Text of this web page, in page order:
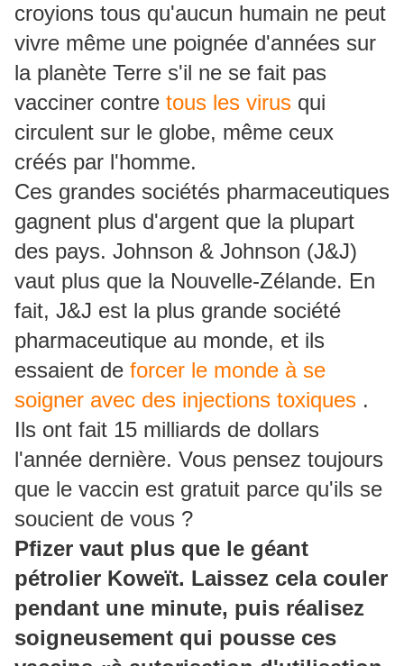
croyions tous qu'aucun humain ne peut
vivre même une poignée d'années sur
la planète Terre s'il ne se fait pas
vacciner contre tous les virus qui
circulent sur le globe, même ceux
créés par l'homme.
Ces grandes sociétés pharmaceutiques
gagnent plus d'argent que la plupart
des pays. Johnson & Johnson (J&J)
vaut plus que la Nouvelle-Zélande. En
fait, J&J est la plus grande société
pharmaceutique au monde, et ils
essaient de forcer le monde à se
soigner avec des injections toxiques .
Ils ont fait 15 milliards de dollars
l'année dernière. Vous pensez toujours
que le vaccin est gratuit parce qu'ils se
soucient de vous ?
Pfizer vaut plus que le géant
pétrolier Koweït. Laissez cela couler
pendant une minute, puis réalisez
soigneusement qui pousse ces